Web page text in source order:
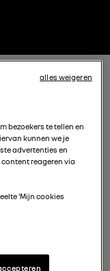
MET
u een keuze
een van onze
bezoekers te tellen en
kunnen we je
advertenties en
reageren via
'Mijn cookies
alles weigeren